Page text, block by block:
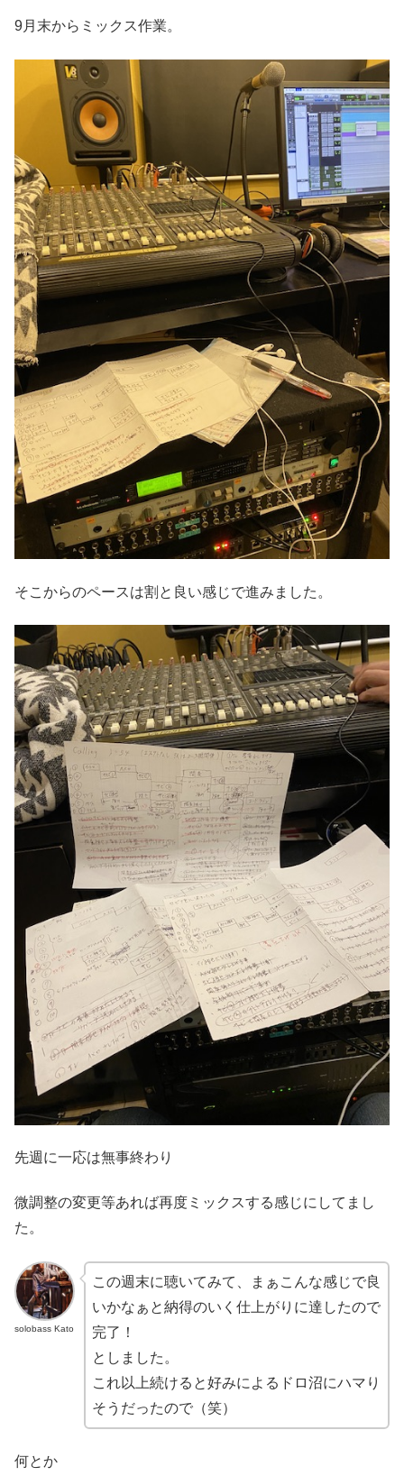
9月末からミックス作業。
そこからのペースは割と良い感じで進みました。
先週に一応は無事終わり
微調整の変更等あれば再度ミックスする感じにしてまし
た。
solobass Kato
この週末に聴いてみて、まぁこんな感じで良
いかなぁと納得のいく仕上がりに達したので
完了！
としました。
これ以上続けると好みによるドロ沼にハマり
そうだったので（笑）
何とか